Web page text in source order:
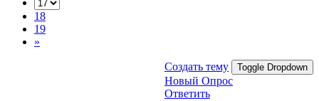
18
19
»
Создать тему Toggle Dropdown
Новый Опрос
Ответить